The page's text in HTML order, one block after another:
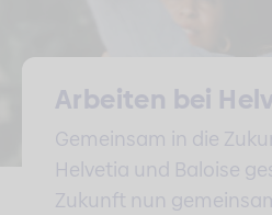
Arbeiten bei
Gemeinsam in die
Helvetia und Baloise
Zukunft nun